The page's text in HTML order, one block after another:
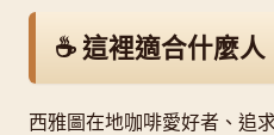
☕ 這裡適合什麼人
西雅圖在地咖啡愛好者、追